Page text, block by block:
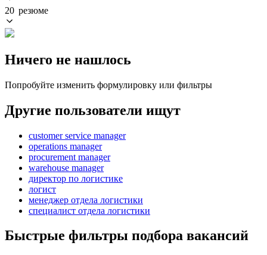
20 резюме
Ничего не нашлось
Попробуйте изменить формулировку или фильтры
Другие пользователи ищут
customer service manager
operations manager
procurement manager
warehouse manager
директор по логистике
логист
менеджер отдела логистики
специалист отдела логистики
Быстрые фильтры подбора вакансий